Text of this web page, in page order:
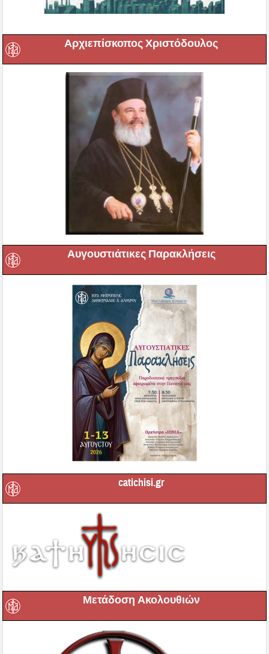
Αρχιεπίσκοπος Χριστόδουλος
Αυγουστιάτικες Παρακλήσεις
catichisi.gr
Μετάδοση Ακολουθιών